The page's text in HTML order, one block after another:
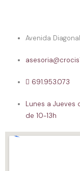
Avenida
691.953.073
Lunes a Jueves
de 10-13h